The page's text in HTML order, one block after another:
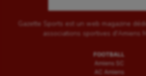
Gazette Sports est un web magazine
associations sportives d'Amiens
FOOTBALL
Amiens SC
AC Amiens